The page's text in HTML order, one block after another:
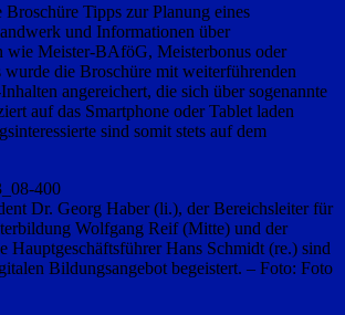
Tipps zur Planung eines
und Informationen über
wie Meister-BAföG, Meisterbonus oder
wurde die Broschüre mit weiterführenden
angereichert, die sich über sogenannte
auf das Smartphone oder Tablet laden
sind somit stets auf dem
Dr. Georg Haber (li.), der Bereichsleiter für
Wolfgang Reif (Mitte) und der
Hauptgeschäftsführer Hans Schmidt (re.) sind
Bildungsangebot begeistert. – Foto: Foto